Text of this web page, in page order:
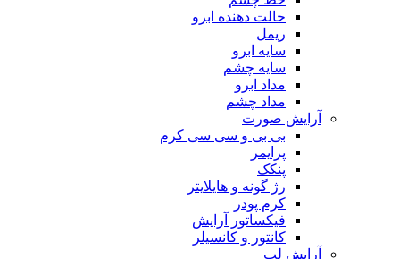
حالت دهنده ابرو
ریمل
سایه ابرو
سایه چشم
مداد ابرو
مداد چشم
آرایش صورت
بی بی و سی سی کرم
پرایمر
پنکک
رژ گونه و هایلایتر
کرم پودر
فیکساتور آرایش
کانتور و کانسیلر
آرایش لب